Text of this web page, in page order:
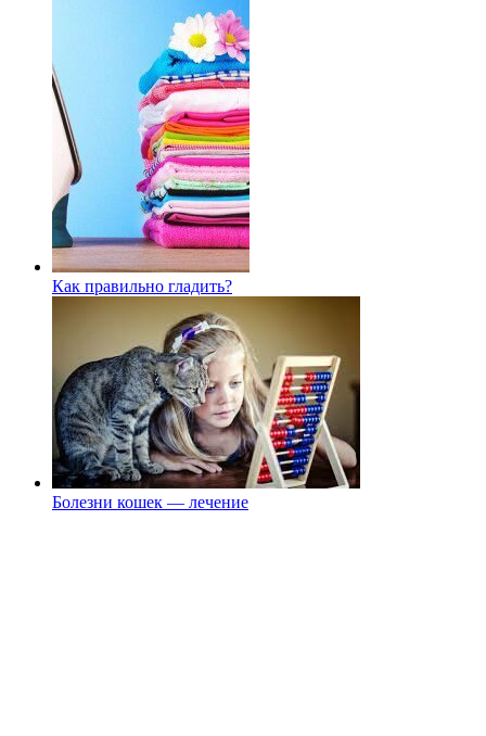
Как правильно гладить?
Болезни кошек — лечение